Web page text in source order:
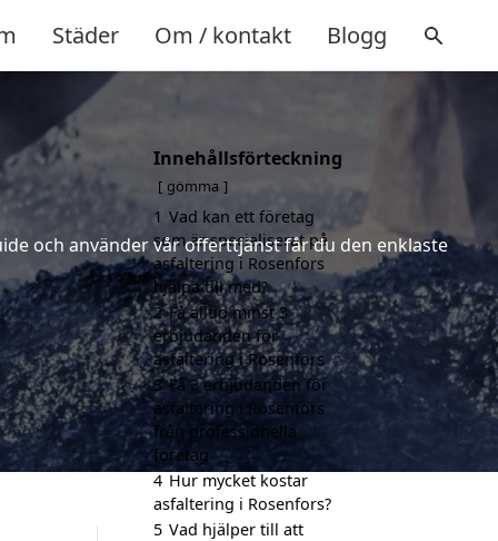
Städer Om / kontakt Blogg
och använder vår offerttjänst får du den enklaste
Innehållsförteckning
gömma
1 Vad kan ett företag
som är specialiserat på
asfaltering i Rosenfors
hjälpa till med?
2 Få alltid minst 3
erbjudanden för
asfaltering i Rosenfors
3 Få 3 erbjudanden för
asfaltering i Rosenfors
från professionella
företag
4 Hur mycket kostar
asfaltering i Rosenfors?
5 Vad hjälper till att